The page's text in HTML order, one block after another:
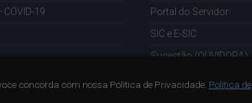
19
Portal do Servidor
SIC e E-SIC
Sugestão (OUVIDORA)
concorda com nossa Politica de Privacidade. Politica de